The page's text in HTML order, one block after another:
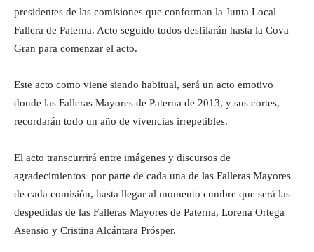
presidentes de las comisiones que conforman la Junta Local
Fallera de Paterna. Acto seguido todos desfilarán hasta la Cova
Gran para comenzar el acto.
Este acto como viene siendo habitual, será un acto emotivo
donde las Falleras Mayores de Paterna de 2013, y sus cortes,
recordarán todo un año de vivencias irrepetibles.
El acto transcurrirá entre imágenes y discursos de
agradecimientos por parte de cada una de las Falleras Mayores
de cada comisión, hasta llegar al momento cumbre que será las
despedidas de las Falleras Mayores de Paterna, Lorena Ortega
Asensio y Cristina Alcántara Prósper.